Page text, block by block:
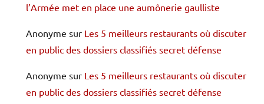
l’Armée met en place une aumônerie gaulliste
Anonyme sur Les 5 meilleurs restaurants où discuter
en public des dossiers classifiés secret défense
Anonyme sur Les 5 meilleurs restaurants où discuter
en public des dossiers classifiés secret défense